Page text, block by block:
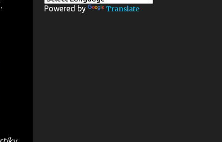
Powered by Translate